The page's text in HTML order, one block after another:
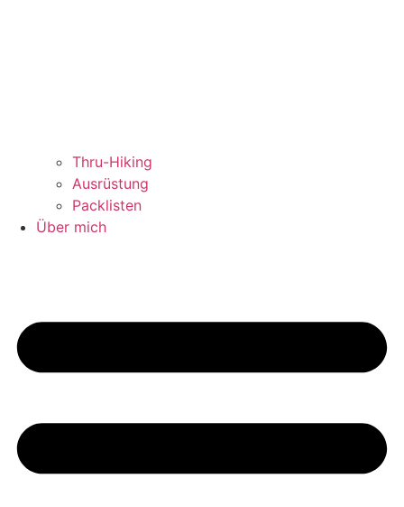
Thru-Hiking
Ausrüstung
Packlisten
Über mich